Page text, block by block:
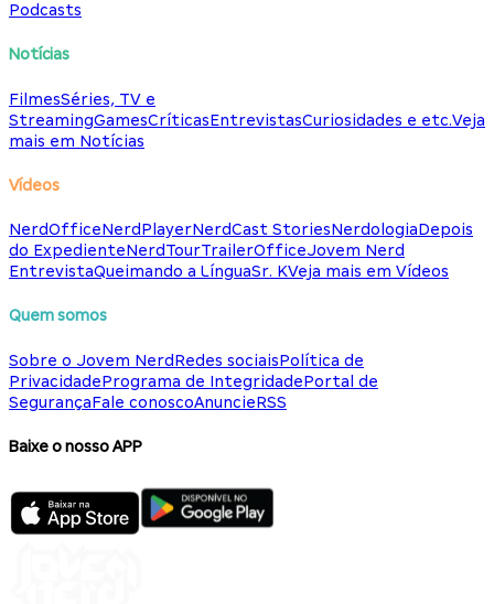
Podcasts
Notícias
FilmesSéries, TV e
StreamingGamesCríticasEntrevistasCuriosidades e etc.Veja
mais em Notícias
Vídeos
NerdOfficeNerdPlayerNerdCast StoriesNerdologiaDepois
do ExpedienteNerdTourTrailerOfficeJovem Nerd
EntrevistaQueimando a LínguaSr. KVeja mais em Vídeos
Quem somos
Sobre o Jovem NerdRedes sociaisPolítica de
PrivacidadePrograma de IntegridadePortal de
SegurançaFale conoscoAnuncieRSS
Baixe o nosso APP